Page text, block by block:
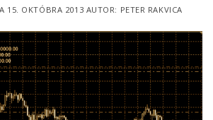
15. OKTÓBRA 2013 AUTOR: PETER RAKVICA